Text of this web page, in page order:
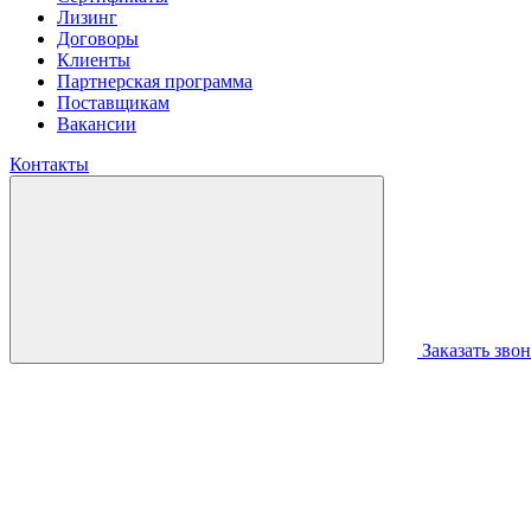
Лизинг
Договоры
Клиенты
Партнерская программа
Поставщикам
Вакансии
Контакты
Заказать